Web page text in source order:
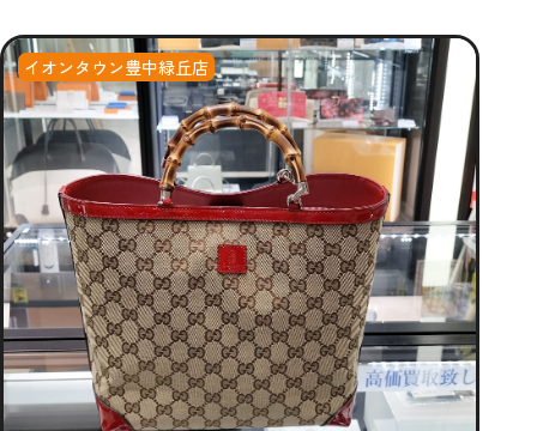
イオンタウン豊中緑丘店